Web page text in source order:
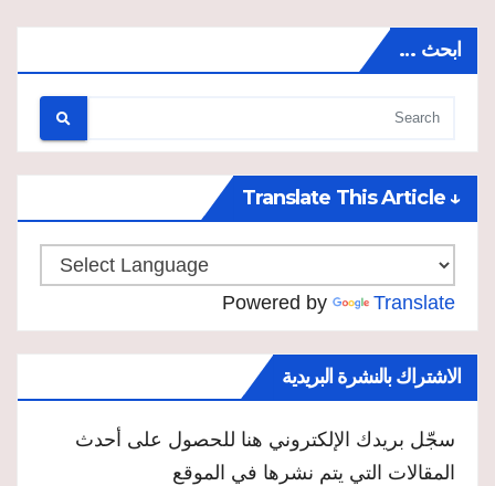
ابحث …
↓ Translate This Article
Powered by Translate
الاشتراك بالنشرة البريدية
سجّل بريدك الإلكتروني هنا للحصول على أحدث
المقالات التي يتم نشرها في الموقع